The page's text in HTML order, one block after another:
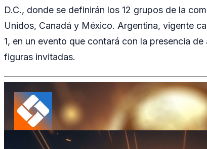
D.C., donde se definirán los 12 grupos de la
Unidos, Canadá y México. Argentina, vigente
1, en un evento que contará con la presencia
figuras invitadas.